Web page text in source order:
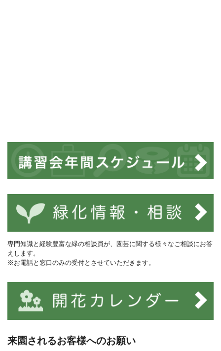
専門知識と経験豊富な緑の相談員が、園芸に関する様々なご相談にお答
えします。
※お電話と窓口のみの受付とさせていただきます。
来園されるお客様へのお願い